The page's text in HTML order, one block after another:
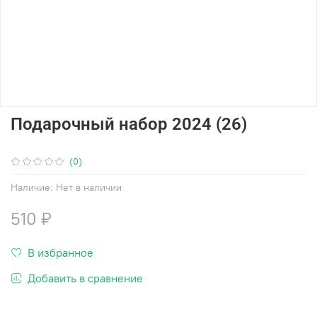
(0)
Наличие: Нет в наличии
Подарочный набор 2024 (26)
510 ₽
В избранное
Добавить в сравнение